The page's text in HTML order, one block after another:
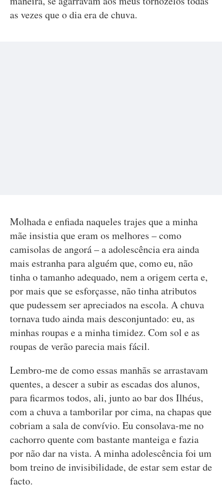
as vezes que o dia era de chuva.
Molhada e enfiada naqueles trajes que a minha
mãe insistia que eram os melhores – como
camisolas de angorá – a adolescência era ainda
mais estranha para alguém que, como eu, não
tinha o tamanho adequado, nem a origem certa e,
por mais que se esforçasse, não tinha atributos
que pudessem ser apreciados na escola. A chuva
tornava tudo ainda mais desconjuntado: eu, as
minhas roupas e a minha timidez. Com sol e as
roupas de verão parecia mais fácil.
Lembro-me de como essas manhãs se arrastavam
quentes, a descer a subir as escadas dos alunos,
para ficarmos todos, ali, junto ao bar dos Ilhéus,
com a chuva a tamborilar por cima, na chapas que
cobriam a sala de convívio. Eu consolava-me no
cachorro quente com bastante manteiga e fazia
por não dar na vista. A minha adolescência foi um
bom treino de invisibilidade, de estar sem estar de
facto.